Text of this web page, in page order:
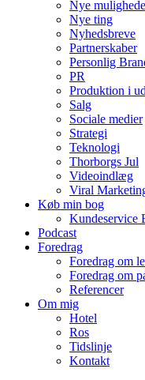
Nye
Nye ting
Nyhedsbreve
Partnerskaber
Personlig
PR
Produktion i
Salg
Sociale medier
Strategi
Teknologi
Thorborgs Jul
Videoindlæg
Viral
Køb min bog
Kundeservice
Podcast
Foredrag
Foredrag om
Foredrag om
Referencer
Om mig
Hotel
Ros
Tidslinje
Kontakt